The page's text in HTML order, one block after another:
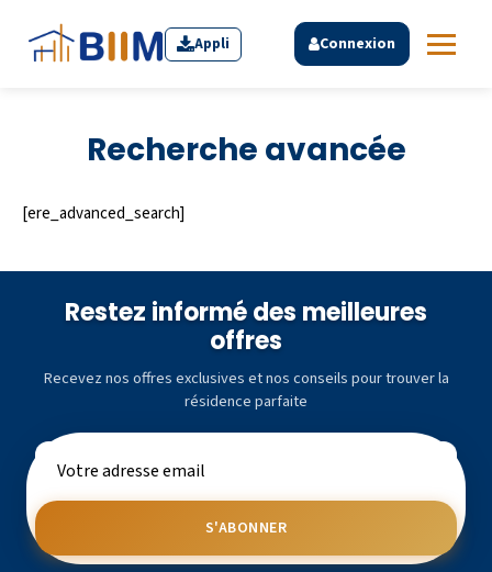
Appli Connexion
Recherche avancée
[ere_advanced_search]
Restez informé des meilleures
offres
Recevez nos offres exclusives et nos conseils pour trouver la
résidence parfaite
S'ABONNER